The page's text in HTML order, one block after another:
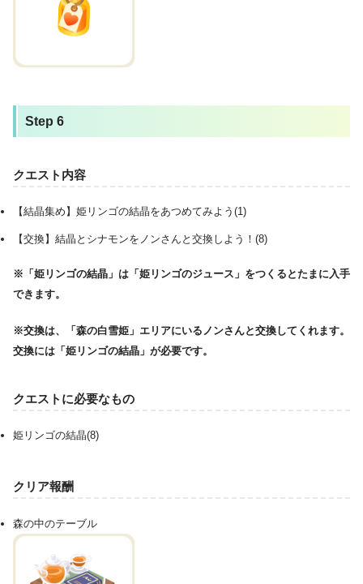
Step 6
クエスト内容
【結晶集め】姫リンゴの結晶をあつめてみよう(1)
【交換】結晶とシナモンをノンさんと交換しよう！(8)
※「姫リンゴの結晶」は「姫リンゴのジュース」をつくるとたまに入手
できます。
※交換は、「森の白雪姫」エリアにいるノンさんと交換してくれます。
交換には「姫リンゴの結晶」が必要です。
クエストに必要なもの
姫リンゴの結晶(8)
クリア報酬
森の中のテーブル